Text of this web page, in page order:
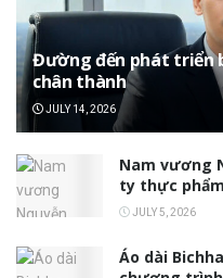
Đường đến phát triển
chân thành
JULY 14, 2026
Nam vương
ty thực
JULY 5, 2026
Áo dài